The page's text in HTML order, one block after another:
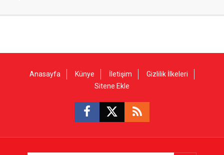
Anasayfa Künye İletişim
Gizlilik İlkeleri
Sitene Ekle